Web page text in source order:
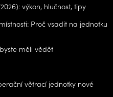
výkon, hlučnost, tipy
Proč vsadit na jednotku
měli vědět
větrací jednotky nové